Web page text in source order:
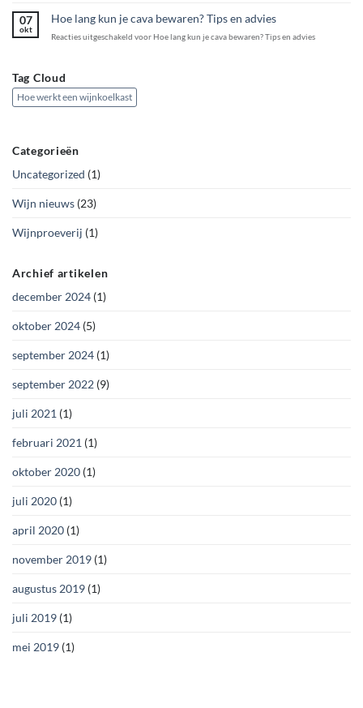
07
okt
Hoe lang kun je cava bewaren? Tips en advies
Reacties uitgeschakeld voor Hoe lang kun je cava bewaren? Tips en advies
Tag Cloud
Hoe werkt een wijnkoelkast
Categorieën
Uncategorized (1)
Wijn nieuws (23)
Wijnproeverij (1)
Archief artikelen
december 2024 (1)
oktober 2024 (5)
september 2024 (1)
september 2022 (9)
juli 2021 (1)
februari 2021 (1)
oktober 2020 (1)
juli 2020 (1)
april 2020 (1)
november 2019 (1)
augustus 2019 (1)
juli 2019 (1)
mei 2019 (1)